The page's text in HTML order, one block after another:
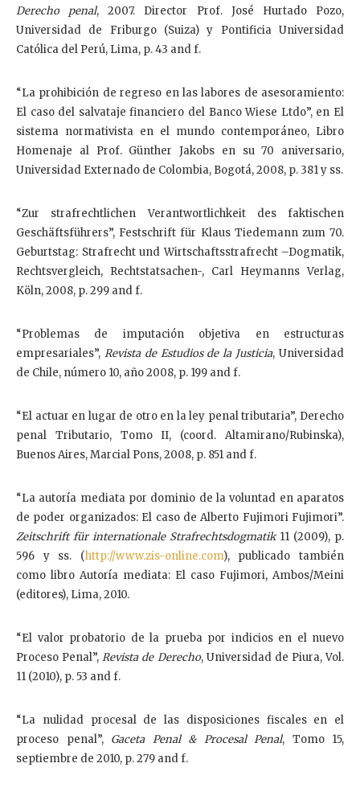
Derecho penal, 2007. Director Prof. José Hurtado Pozo,
Universidad de Friburgo (Suiza) y Pontificia Universidad
Católica del Perú, Lima, p. 43 and f.
“La prohibición de regreso en las labores de asesoramiento:
El caso del salvataje financiero del Banco Wiese Ltdo”, en El
sistema normativista en el mundo contemporáneo, Libro
Homenaje al Prof. Günther Jakobs en su 70 aniversario,
Universidad Externado de Colombia, Bogotá, 2008, p. 381 y ss.
“Zur strafrechtlichen Verantwortlichkeit des faktischen
Geschäftsführers”, Festschrift für Klaus Tiedemann zum 70.
Geburtstag: Strafrecht und Wirtschaftsstrafrecht –Dogmatik,
Rechtsvergleich, Rechtstatsachen-, Carl Heymanns Verlag,
Köln, 2008, p. 299 and f.
“Problemas de imputación objetiva en estructuras
empresariales”, Revista de Estudios de la Justicia, Universidad
de Chile, número 10, año 2008, p. 199 and f.
“El actuar en lugar de otro en la ley penal tributaria”, Derecho
penal Tributario, Tomo II, (coord. Altamirano/Rubinska),
Buenos Aires, Marcial Pons, 2008, p. 851 and f.
“La autoría mediata por dominio de la voluntad en aparatos
de poder organizados: El caso de Alberto Fujimori Fujimori”.
Zeitschrift für internationale Strafrechtsdogmatik11 (2009), p.
596 y ss. (http://www.zis-online.com), publicado también
como libro Autoría mediata: El caso Fujimori, Ambos/Meini
(editores), Lima, 2010.
“El valor probatorio de la prueba por indicios en el nuevo
Proceso Penal”,Revista de Derecho, Universidad de Piura, Vol.
11 (2010), p. 53 and f.
“La nulidad procesal de las disposiciones fiscales en el
proceso penal”, Gaceta Penal & Procesal Penal, Tomo 15,
septiembre de 2010, p. 279 and f.